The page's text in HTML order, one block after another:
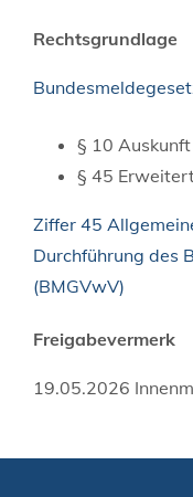
Rechtsgrundlage
§ 10
§ 45
Ziffer 45
Durchführung des
(BMGVwV)
Freigabevermerk
19.05.2026